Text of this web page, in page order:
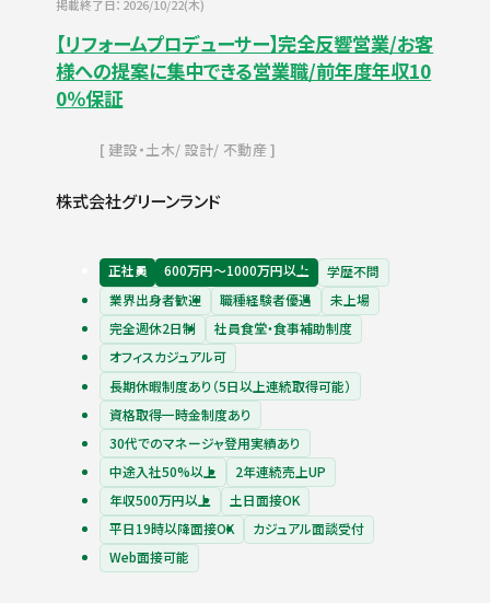
掲載終了日：2026/10/22(木)
【リフォームプロデューサー】完全反響営業/お客
様への提案に集中できる営業職/前年度年収10
0％保証
建設・土木 設計 不動産
株式会社グリーンランド
正社員 600万円〜1000万円以上
学歴不問
業界出身者歓迎
職種経験者優遇
未上場
完全週休2日制
社員食堂・食事補助制度
オフィスカジュアル可
長期休暇制度あり（5日以上連続取得可能）
資格取得一時金制度あり
30代でのマネージャ登用実績あり
中途入社50%以上
2年連続売上UP
年収500万円以上
土日面接OK
平日19時以降面接OK
カジュアル面談受付
Web面接可能